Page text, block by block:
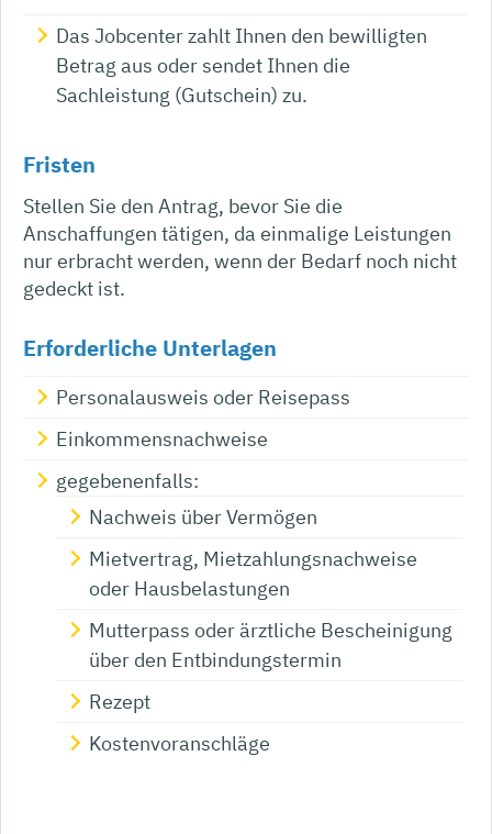
Das Jobcenter zahlt Ihnen den bewilligten
Betrag aus oder sendet Ihnen die
Sachleistung (Gutschein) zu.
Fristen
Stellen Sie den Antrag, bevor Sie die
Anschaffungen tätigen, da einmalige Leistungen
nur erbracht werden, wenn der Bedarf noch nicht
gedeckt ist.
Erforderliche Unterlagen
Personalausweis oder Reisepass
Einkommensnachweise
gegebenenfalls:
Nachweis über Vermögen
Mietvertrag, Mietzahlungsnachweise
oder Hausbelastungen
Mutterpass oder ärztliche Bescheinigung
über den Entbindungstermin
Rezept
Kostenvoranschläge